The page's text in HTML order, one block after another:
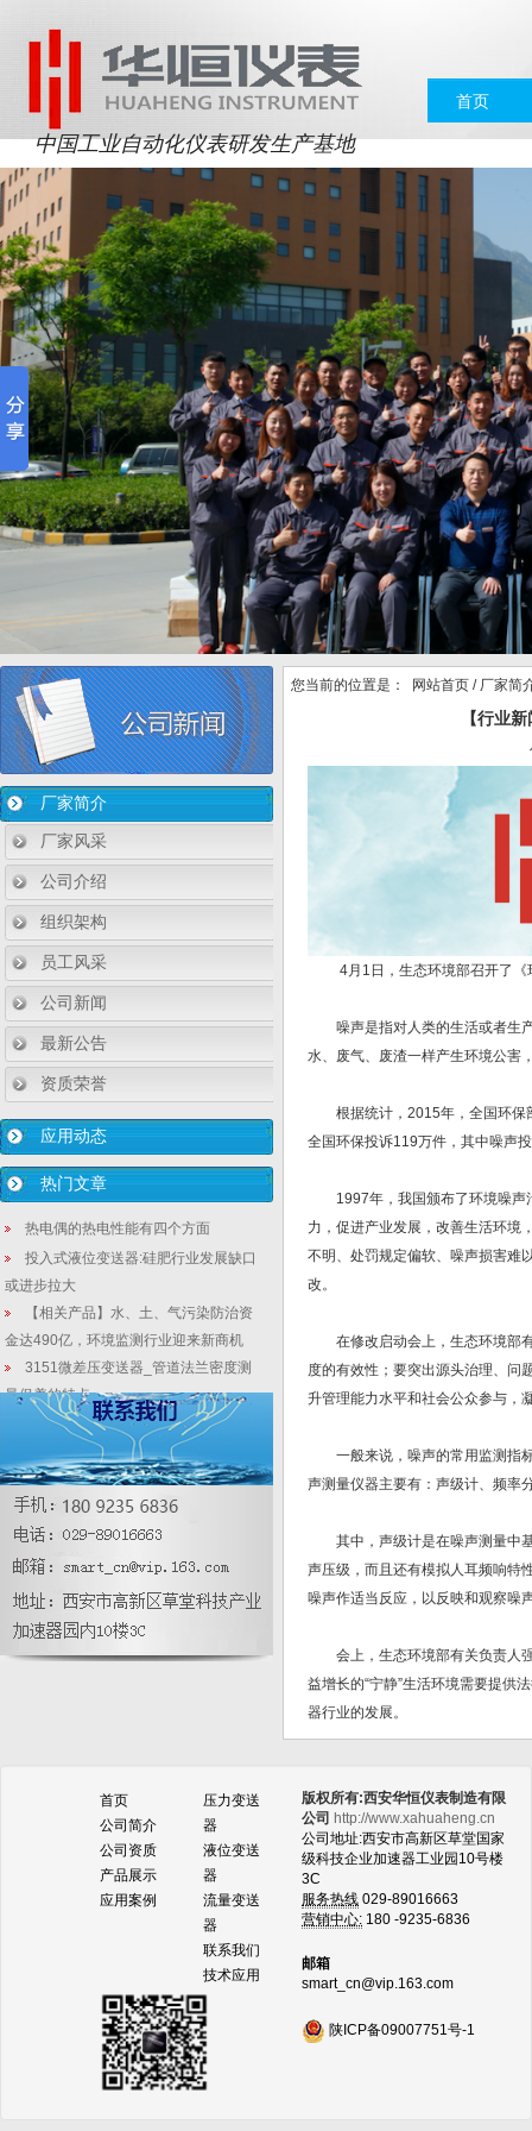
中国工业自动化仪表研发生产基地
首页
厂家简介
厂家风采
公司介绍
组织架构
员工风采
公司新闻
最新公告
资质荣誉
应用动态
热门文章
热电偶的热电性能有四个方面
投入式液位变送器:硅肥行业发展缺口
或进步拉大
【相关产品】水、土、气污染防治资
金达490亿，环境监测行业迎来新商机
3151微差压变送器_管道法兰密度测
量保养的特点
喷水织造废水处理自动化设计常见的
单法兰液位变送器问题
时间的验证：国产压力变送器是“作茧
自缚”还是“浴火重生”
详细说明压力变送器的分类管理基本
特征
大?
您当前的位置是： 网站首页 / 厂家简
【行业
4月1日，生态环境部召开了《
噪声是指对人类的生活或者生产
水、废气、废渣一样产生环境公害
根据统计，2015年，全国环保
全国环保投诉119万件，其中噪声
1997年，我国颁布了环境噪声污
力，促进产业发展，改善生活环境
不明、处罚规定偏软、噪声损害难
改。
在修改启动会上，生态环境部有
度的有效性；要突出源头治理、问
升管理能力水平和社会公众参与，
一般来说，噪声的常用监测指标
声测量仪器主要有：声级计、频率
其中，声级计是在噪声测量中基
声压级，而且还有模拟人耳频响特
噪声作适当反应，以反映和观察噪
会上，生态环境部有关负责人强
益增长的“宁静”生活环境需要提供
器行业的发展。
首页
公司简介
公司资质
产品展示
应用案例
压力变送
器
液位变送
器
流量变送
器
联系我们
技术应用
版权所有:西安华恒仪表制造有限
公司 http://www.xahuaheng.cn
公司地址:西安市高新区草堂国家
级科技企业加速器工业园10号楼
3C
服务热线 029-89016663
营销中心: 180 -9235-6836
邮箱
smart_cn@vip.163.com
陕ICP备09007751号-1